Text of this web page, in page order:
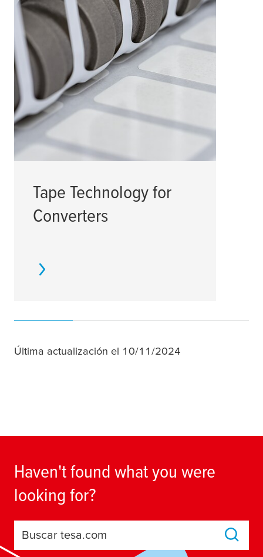
Tape Technology for
Converters
Última actualización el 10/11/2024
Haven't found what you were
looking for?
Buscar tesa.com